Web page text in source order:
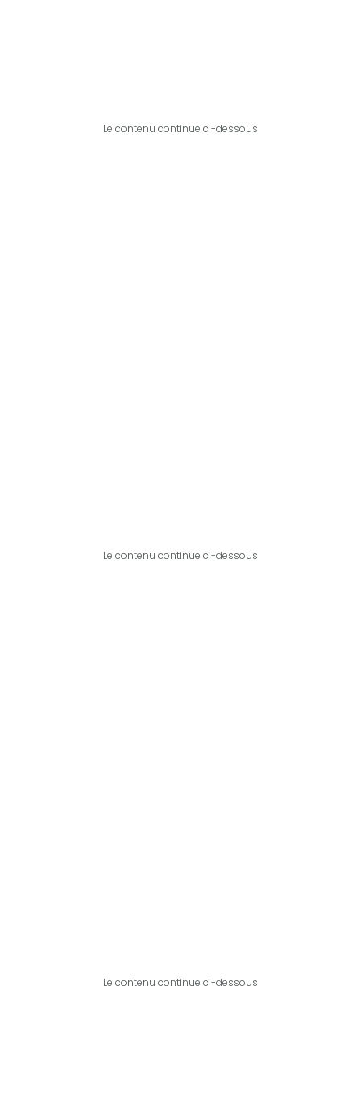
Le contenu continue ci-dessous
Le contenu continue ci-dessous
Le contenu continue ci-dessous